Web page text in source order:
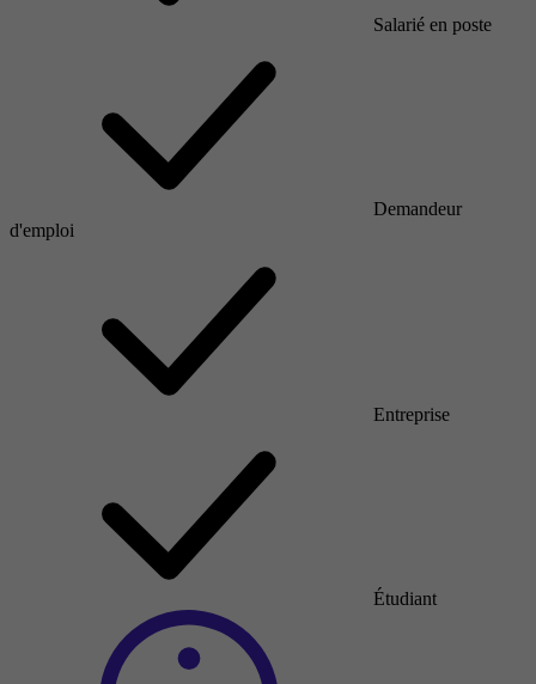
Salarié en poste
Demandeur
d'emploi
Entreprise
Étudiant